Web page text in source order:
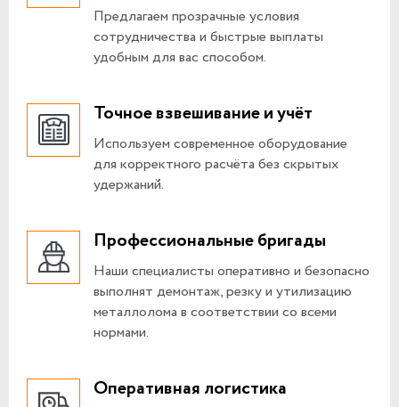
Предлагаем прозрачные условия
сотрудничества и быстрые выплаты
удобным для вас способом.
Точное взвешивание и учёт
Используем современное оборудование
для корректного расчёта без скрытых
удержаний.
Профессиональные бригады
Наши специалисты оперативно и безопасно
выполнят демонтаж, резку и утилизацию
металлолома в соответствии со всеми
нормами.
Оперативная логистика